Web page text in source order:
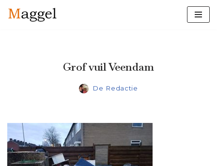
Grof vuil Veendam
De Redactie